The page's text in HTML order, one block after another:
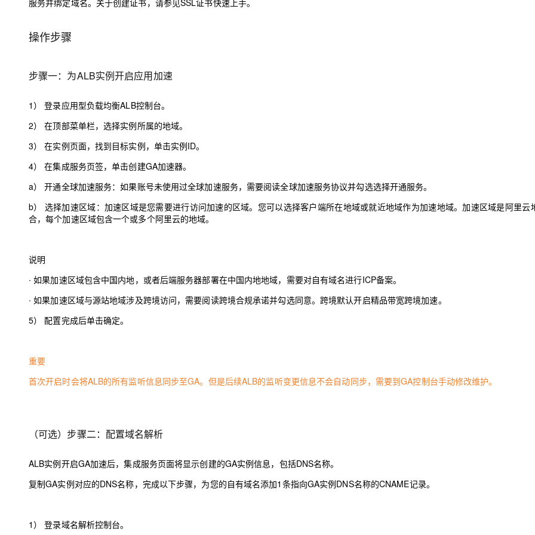
服务并绑定域名。关于创建证书，请参见SSL证书快速上手。
操作步骤
步骤一：为ALB实例开启应用加速
1）登录应用型负载均衡ALB控制台。
2）在顶部菜单栏，选择实例所属的地域。
3）在实例页面，找到目标实例，单击实例ID。
4）在集成服务页签，单击创建GA加速器。
a）开通全球加速服务：如果账号未使用过全球加速服务，需要阅读全球加速服务协议并勾选选择开通服务。
b） 选择加速区域： 加速区域是您需要进行访问加速的区域。您可以选择客户端所在地域或就近地域作为加速地域。加速区域是阿里云
合，每个加速区域包含一个或多个阿里云的地域。
说明
∙如果加速区域包含中国内地，或者后端服务器部署在中国内地地域，需要对自有域名进行ICP备案。
∙如果加速区域与源站地域涉及跨境访问，需要阅读跨境合规承诺并勾选同意。跨境默认开启精品带宽跨境加速。
5）配置完成后单击确定。
重要
首次开启时会将ALB的所有监听信息同步至GA。但是后续ALB的监听变更信息不会自动同步，需要到GA控制台手动修改维护。
（可选）步骤二：配置域名解析
ALB实例开启GA加速后，集成服务页面将显示创建的GA实例信息，包括DNS名称。
复制GA实例对应的DNS名称，完成以下步骤，为您的自有域名添加1条指向GA实例DNS名称的CNAME记录。
1）登录域名解析控制台。